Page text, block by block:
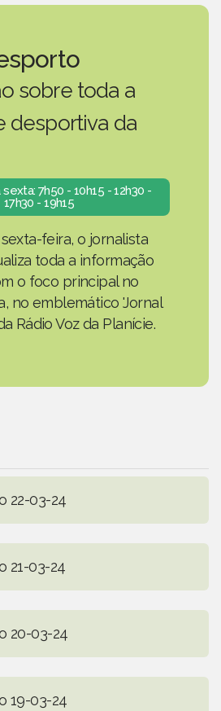
sobre toda a
desportiva da
7h50 - 10h15 - 12h30 -
17h30 - 19h15
feira, o jornalista
toda a informação
o foco principal no
no emblemático 'Jornal
Rádio Voz da Planície.
22-03-24
21-03-24
20-03-24
19-03-24